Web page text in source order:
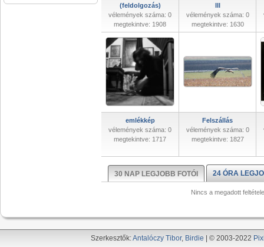
(feldolgozás)
vélemények száma: 0
megtekintve: 1908
III
vélemények száma: 0
megtekintve: 1630
emlékkép
vélemények száma: 0
megtekintve: 1717
Felszállás
vélemények száma: 0
megtekintve: 1827
30 NAP LEGJOBB FOTÓI 24 ÓRA
Nincs a megadott
Szerkesztők:Antalóczy Tibor, Birdie | © 2003-2022